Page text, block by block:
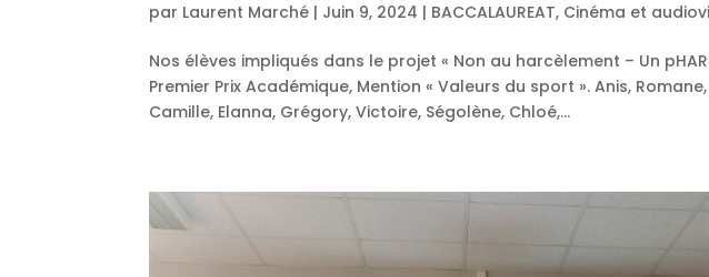
par Laurent Marché | Juin 9, 2024 | BACCALAUREAT, Cinéma et
Nos élèves impliqués dans le projet « Non au harcèlement – Un
Premier Prix Académique, Mention « Valeurs du sport ». Anis,
Camille, Elanna, Grégory, Victoire, Ségolène, Chloé,...